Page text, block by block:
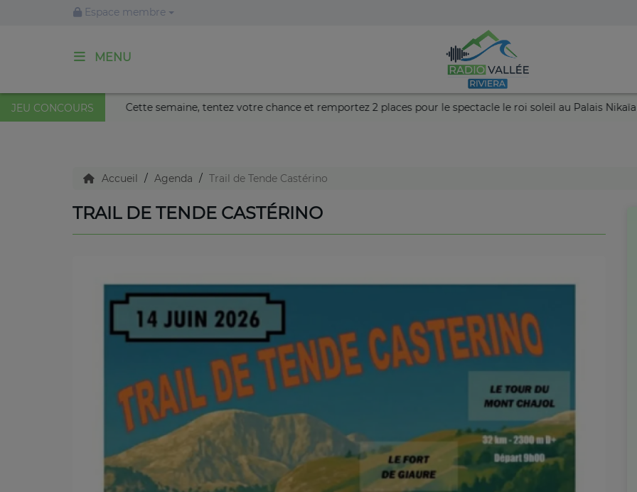
Espace membre
MENU
JEU CONCOURS
soleil au Palais Nikaïa de Nice ! Cette semaine, tentez votre chance et remportez 2 places pour le spectacle le roi
ACCUEIL
Accueil Agenda Trail de Tende Castérino
TRAIL DE TENDE CASTÉRINO